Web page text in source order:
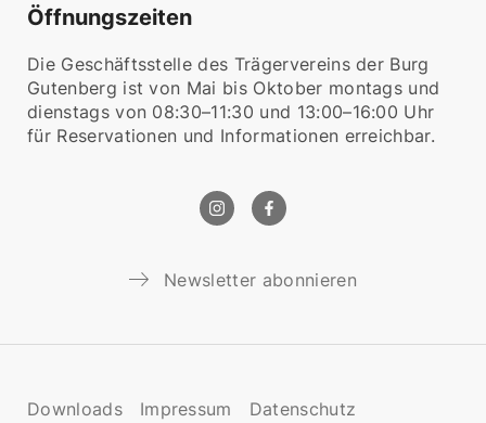
Öffnungszeiten
Die Geschäftsstelle des Trägervereins der Burg
Gutenberg ist von Mai bis Oktober montags und
dienstags von 08:30–11:30 und 13:00–16:00 Uhr
für Reservationen und Informationen erreichbar.
Newsletter abonnieren
Downloads Impressum Datenschutz